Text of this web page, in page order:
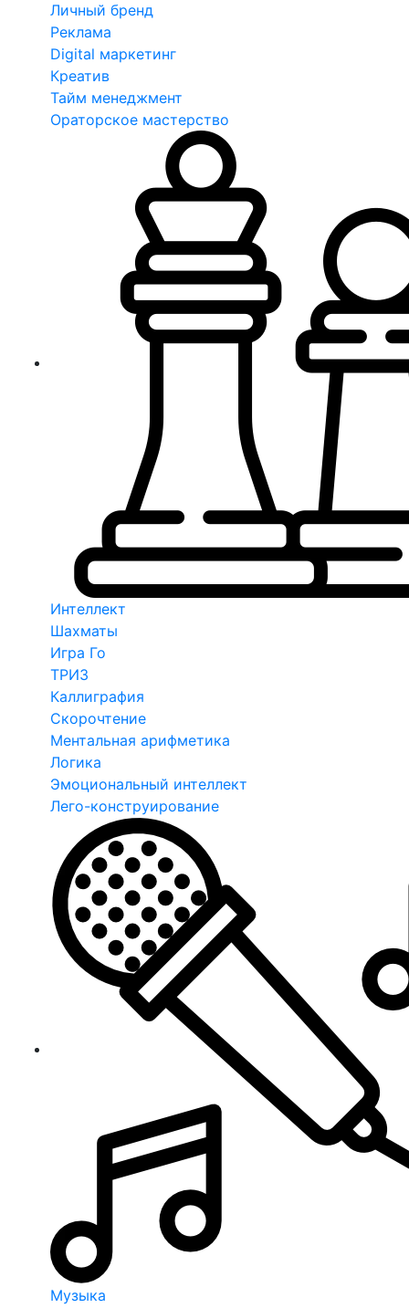
Личный бренд
Реклама
Digital маркетинг
Креатив
Тайм менеджмент
Ораторское мастерство
Интеллект
Шахматы
Игра Го
ТРИЗ
Каллиграфия
Скорочтение
Ментальная арифметика
Логика
Эмоциональный интеллект
Лего-конструирование
Музыка